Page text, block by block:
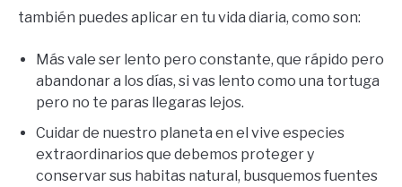
también puedes aplicar en tu vida diaria, como son:
Más vale ser lento pero constante, que rápido pero
abandonar a los días, si vas lento como una tortuga
pero no te paras llegaras lejos.
Cuidar de nuestro planeta en el vive especies
extraordinarios que debemos proteger y
conservar sus habitas natural, busquemos fuentes